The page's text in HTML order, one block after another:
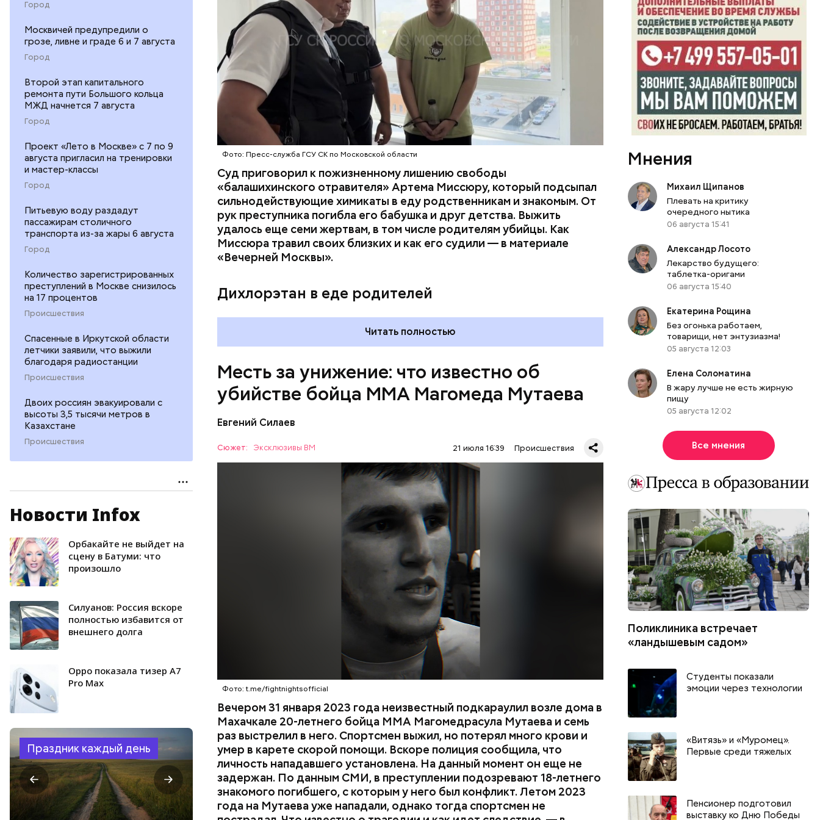
Город
Москвичей предупредили о
грозе, ливне и граде 6 и 7 августа
Город
Второй этап капитального
ремонта пути Большого кольца
МЖД начнется 7 августа
Город
Проект «Лето в Москве» с 7 по 9
августа пригласил на тренировки
и мастер-классы
Город
Питьевую воду раздадут
пассажирам столичного
транспорта из-за жары 6 августа
Город
Количество зарегистрированных
преступлений в Москве снизилось
на 17 процентов
Происшествия
Спасенные в Иркутской области
летчики заявили, что выжили
благодаря радиостанции
Происшествия
Двоих россиян эвакуировали с
высоты 3,5 тысячи метров в
Казахстане
Происшествия
Новости Infox
Орбакайте не выйдет на
сцену в Батуми: что
произошло
Силуанов: Россия вскоре
полностью избавится от
внешнего долга
Oppo показала тизер A7
Pro Max
Праздник каждый день
Фото: Пресс-служба ГСУ СК по Московской области
Суд приговорил к пожизненному лишению свободы
«балашихинского отравителя» Артема Миссюру, который подсыпал
сильнодействующие химикаты в еду родственникам и знакомым. От
рук преступника погибла его бабушка и друг детства. Выжить
удалось еще семи жертвам, в том числе родителям убийцы. Как
Миссюра травил своих близких и как его судили — в материале
«Вечерней Москвы».
Дихлорэтан в еде родителей
организм супругов случайно. То же самое вещество нашли в еде,
изъятой из квартиры пострадавших.
Читать полностью
Месть за унижение: что известно об
убийстве бойца ММА Магомеда Мутаева
Евгений Силаев
Сюжет: Эксклюзивы ВМ 21 июля 16:39 Происшествия
Фото: t.me/fightnightsofficial
Вечером 31 января 2023 года неизвестный подкараулил возле дома в
Махачкале 20-летнего бойца ММА Магомедрасула Мутаева и семь
раз выстрелил в него. Спортсмен выжил, но потерял много крови и
умер в карете скорой помощи. Вскоре полиция сообщила, что
личность нападавшего установлена. На данный момент он еще не
задержан. По данным СМИ, в преступлении подозревают 18-летнего
знакомого погибшего, с которым у него был конфликт. Летом 2023
года на Мутаева уже нападали, однако тогда спортсмен не
Вечером 31 января Мутаев возвращался домой с тренировки. Во дворе
жилого дома на улице Гапцахской в Махачкале на бойца напал
неизвестный. Он выскочил из подъезда, выстрелил в спортсмена не
менее семи раз и скрылся. Очевидцы трагедии вызвали полицию и
скорую помощь, однако врачи оказались бессильны — пострадавший
По данному факту СК возбудилуголовное делопо двум статьям:
«Убийство» и «Незаконный оборот оружия». Расследование
уголовного делавзял на контроль
ММА
СМЕРТЬ
Мнения
Михаил Щипанов
Плевать на критику
очередного нытика
06 августа 15:41
Александр Лосото
Лекарство будущего:
таблетка-оригами
06 августа 15:40
Екатерина Рощина
Без огонька работаем,
товарищи, нет энтузиазма!
05 августа 12:03
Елена Соломатина
В жару лучше не есть жирную
пищу
05 августа 12:02
Все мнения
Поликлиника встречает
«ландышевым садом»
Студенты показали
эмоции через технологии
«Витязь» и «Муромец».
Первые среди тяжелых
Пенсионер подготовил
выставку ко Дню Победы